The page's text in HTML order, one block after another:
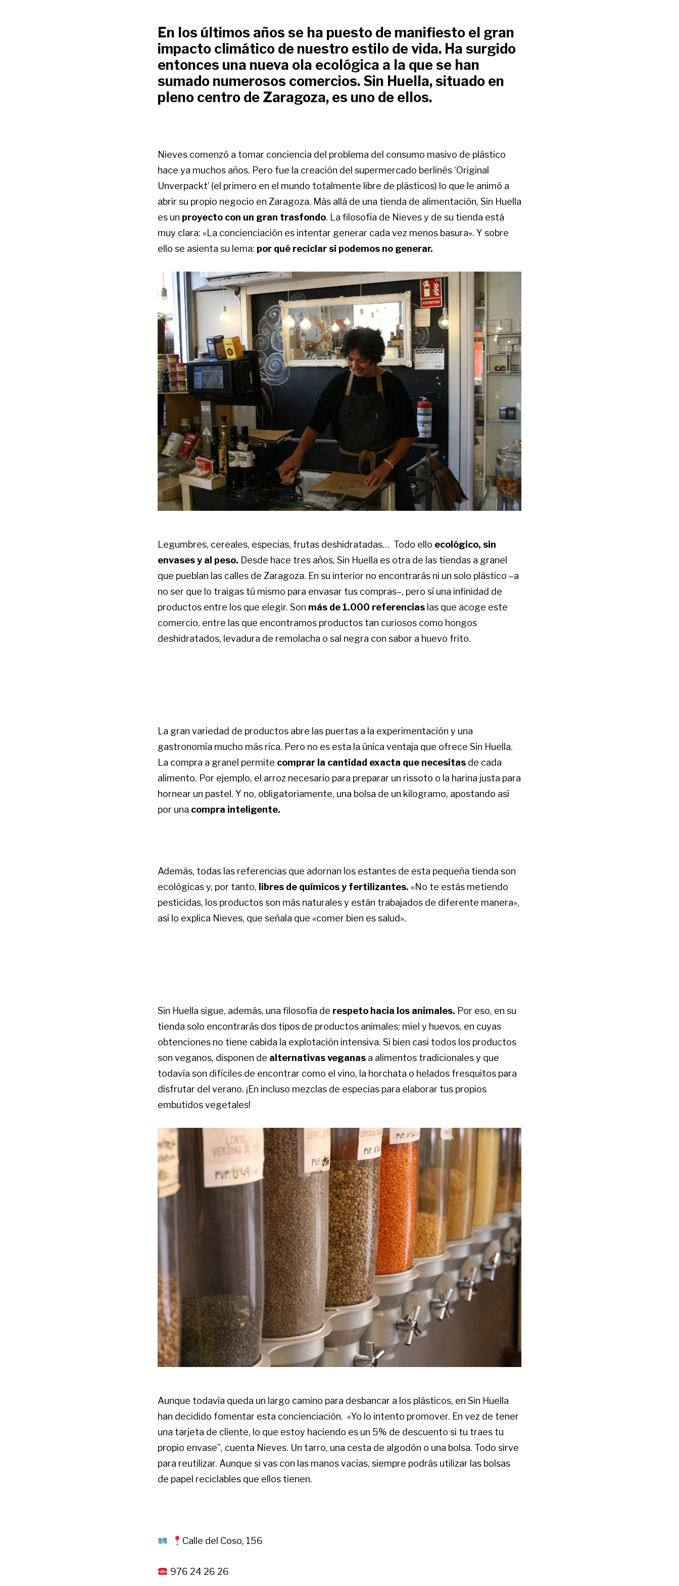
En los últimos años se ha puesto de manifiesto el gran
impacto climático de nuestro estilo de vida. Ha surgido
entonces una nueva ola ecológica a la que se han
sumado numerosos comercios. Sin Huella, situado en
pleno centro de Zaragoza, es uno de ellos.
Nieves comenzó a tomar conciencia del problema del consumo masivo de plástico
hace ya muchos años. Pero fue la creación del supermercado berlinés ‘Original
Unverpackt’ (el primero en el mundo totalmente libre de plásticos) lo que le animó a
abrir su propio negocio en Zaragoza. Más allá de una tienda de alimentación, Sin Huella
es un proyecto con un gran trasfondo. La filosofía de Nieves y de su tienda está
muy clara: «La concienciación es intentar generar cada vez menos basura». Y sobre
ello se asienta su lema: por qué reciclar si podemos no generar.
Legumbres, cereales, especias, frutas deshidratadas… Todo ello ecológico, sin
envases y al peso. Desde hace tres años, Sin Huella es otra de las tiendas a granel
que pueblan las calles de Zaragoza. En su interior no encontrarás ni un solo plástico –a
no ser que lo traigas tú mismo para envasar tus compras–, pero sí una infinidad de
productos entre los que elegir. Son más de 1.000 referencias las que acoge este
comercio, entre las que encontramos productos tan curiosos como hongos
deshidratados, levadura de remolacha o sal negra con sabor a huevo frito.
La gran variedad de productos abre las puertas a la experimentación y una
gastronomía mucho más rica. Pero no es esta la única ventaja que ofrece Sin Huella.
La compra a granel permite comprar la cantidad exacta que necesitas de cada
alimento. Por ejemplo, el arroz necesario para preparar un rissoto o la harina justa para
hornear un pastel. Y no, obligatoriamente, una bolsa de un kilogramo, apostando así
por una compra inteligente.
Además, todas las referencias que adornan los estantes de esta pequeña tienda son
ecológicas y, por tanto, libres de químicos y fertilizantes. «No te estás metiendo
pesticidas, los productos son más naturales y están trabajados de diferente manera»,
así lo explica Nieves, que señala que «comer bien es salud».
Sin Huella sigue, además, una filosofía de respeto hacia los animales. Por eso, en su
tienda solo encontrarás dos tipos de productos animales: miel y huevos, en cuyas
obtenciones no tiene cabida la explotación intensiva. Si bien casi todos los productos
son veganos, disponen de alternativas veganas a alimentos tradicionales y que
todavía son difíciles de encontrar como el vino, la horchata o helados fresquitos para
disfrutar del verano. ¡En incluso mezclas de especias para elaborar tus propios
embutidos vegetales!
Aunque todavía queda un largo camino para desbancar a los plásticos, en Sin Huella
han decidido fomentar esta concienciación. «Yo lo intento promover. En vez de tener
una tarjeta de cliente, lo que estoy haciendo es un 5% de descuento si tu traes tu
propio envase”, cuenta Nieves. Un tarro, una cesta de algodón o una bolsa. Todo sirve
para reutilizar. Aunque si vas con las manos vacías, siempre podrás utilizar las bolsas
de papel reciclables que ellos tienen.
Calle del Coso, 156
976 24 26 26